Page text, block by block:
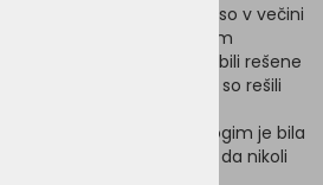
jasno, da je zadnje meso v večini
tisto, namenjeno njihovim
teh hišnih ljubljenčkov so bili rešene
živali, zato so se ljudje, ko so rešili
ki je imela manj sreče. Mnogim je bila
edini razlog za odločitev, da nikoli